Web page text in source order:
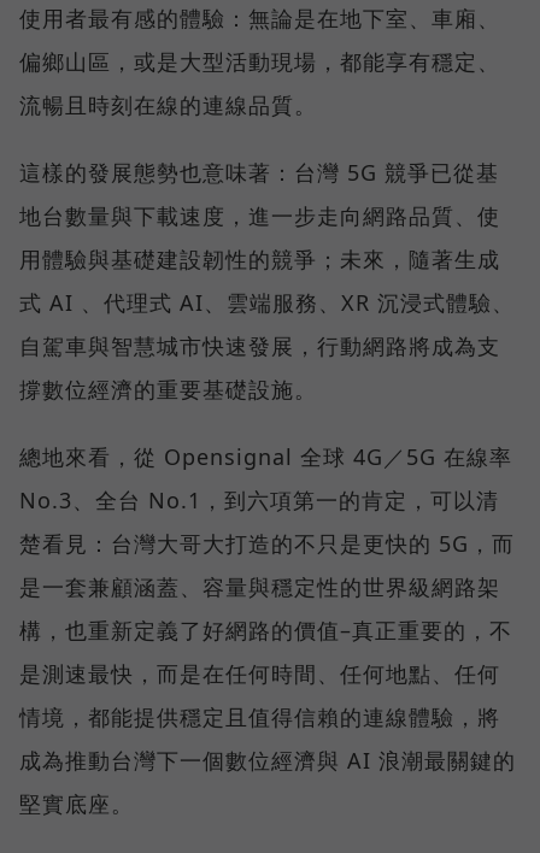
使用者最有感的體驗：無論是在地下室、車廂、
偏鄉山區，或是大型活動現場，都能享有穩定、
流暢且時刻在線的連線品質。
這樣的發展態勢也意味著：台灣 5G 競爭已從基
地台數量與下載速度，進一步走向網路品質、使
用體驗與基礎建設韌性的競爭；未來，隨著生成
式 AI 、代理式 AI、雲端服務、XR 沉浸式體驗、
自駕車與智慧城市快速發展，行動網路將成為支
撐數位經濟的重要基礎設施。
總地來看，從 Opensignal 全球 4G／5G 在線率
No.3、全台 No.1，到六項第一的肯定，可以清
楚看見：台灣大哥大打造的不只是更快的 5G，而
是一套兼顧涵蓋、容量與穩定性的世界級網路架
構，也重新定義了好網路的價值–真正重要的，不
是測速最快，而是在任何時間、任何地點、任何
情境，都能提供穩定且值得信賴的連線體驗，將
成為推動台灣下一個數位經濟與 AI 浪潮最關鍵的
堅實底座。